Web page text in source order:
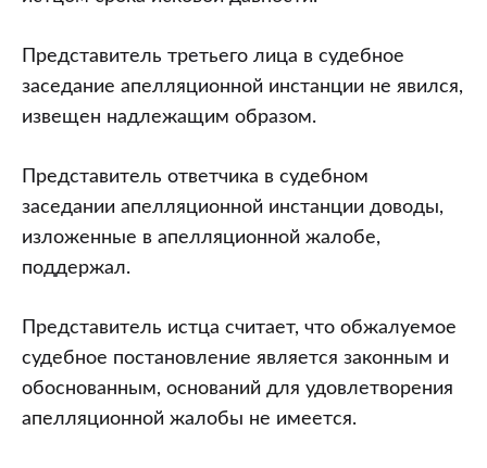
Представитель третьего лица в судебное
заседание апелляционной инстанции не явился,
извещен надлежащим образом.
Представитель ответчика в судебном
заседании апелляционной инстанции доводы,
изложенные в апелляционной жалобе,
поддержал.
Представитель истца считает, что обжалуемое
судебное постановление является законным и
обоснованным, оснований для удовлетворения
апелляционной жалобы не имеется.